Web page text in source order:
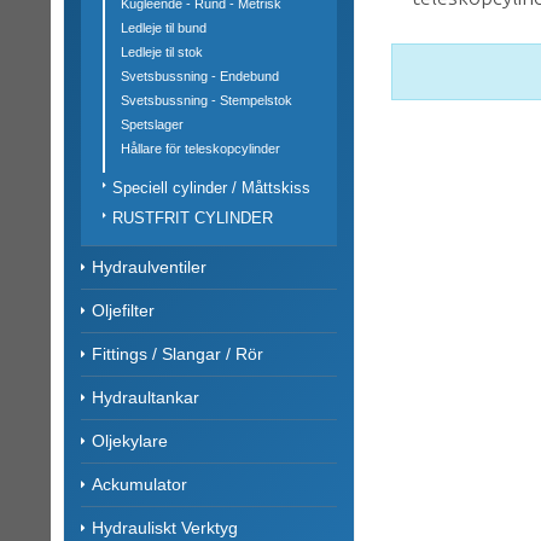
Kugleende - Rund - Metrisk
Ledleje til bund
Ledleje til stok
Svetsbussning - Endebund
Svetsbussning - Stempelstok
Spetslager
Hållare för teleskopcylinder
Speciell cylinder / Måttskiss
RUSTFRIT CYLINDER
Hydraulventiler
Oljefilter
Fittings / Slangar / Rör
Hydraultankar
Oljekylare
Ackumulator
Hydrauliskt Verktyg